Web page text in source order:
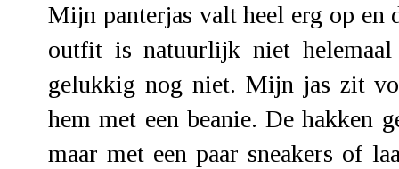
Mijn panterjas valt heel erg op
outfit is natuurlijk niet
gelukkig nog niet. Mijn jas zit
hem met een beanie. De hakken
maar met een paar sneakers of